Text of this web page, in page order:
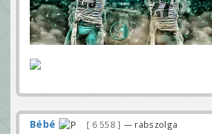
Bébé 6 558 — rabszolga